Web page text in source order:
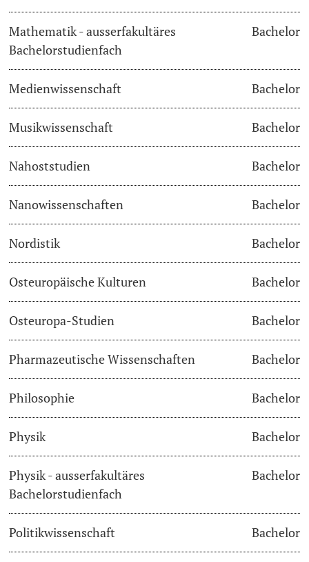
KI in Studium und Lehre
Digitales Lernen
Sprachenzentrum
Lernbörse
Lernräume
Mathematik - ausserfakultäres
Bachelorstudienfach
Bachelor
Medienwissenschaft Bachelor
Musikwissenschaft Bachelor
Nahoststudien Bachelor
Nanowissenschaften Bachelor
Nordistik Bachelor
Osteuropäische Kulturen Bachelor
Osteuropa-Studien Bachelor
Pharmazeutische Wissenschaften Bachelor
Philosophie Bachelor
Physik Bachelor
Physik - ausserfakultäres
Bachelorstudienfach
Bachelor
Politikwissenschaft Bachelor